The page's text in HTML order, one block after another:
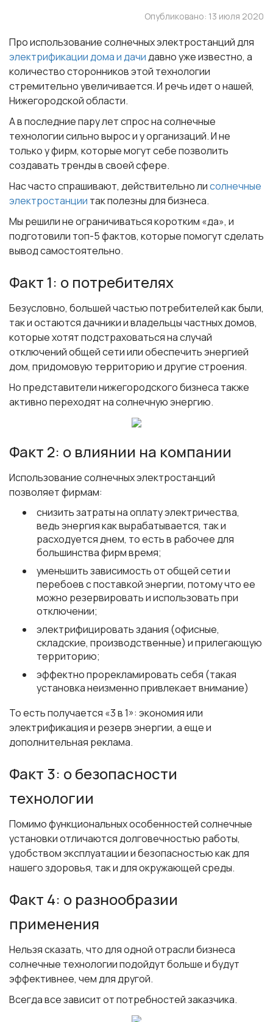
Опубликовано: 13 июля 2020
Про использование солнечных электростанций для
электрификации дома и дачидавно уже известно, а
количество сторонников этой технологии
стремительно увеличивается. И речь идет о нашей,
Нижегородской области.
А в последние пару лет спрос на солнечные
технологии сильно вырос и у организаций. И не
только у фирм, которые могут себе позволить
создавать тренды в своей сфере.
Нас часто спрашивают, действительно лисолнечные
электростанции так полезны для бизнеса.
Мы решили не ограничиваться коротким «да», и
подготовили топ-5 фактов, которые помогут сделать
вывод самостоятельно.
Факт 1: о потребителях
Безусловно, большей частью потребителей как были,
так и остаются дачники и владельцы частных домов,
которые хотят подстраховаться на случай
отключений общей сети или обеспечить энергией
дом, придомовую территорию и другие строения.
Но представители нижегородского бизнеса также
активно переходят на солнечную энергию.
Факт 2: о влиянии на компании
Использование солнечных электростанций
позволяет фирмам:
снизить затраты на оплату электричества,
ведь энергия как вырабатывается, так и
расходуется днем, то есть в рабочее для
большинства фирм время;
уменьшить зависимость от общей сети и
перебоев с поставкой энергии, потому что ее
можно резервировать и использовать при
отключении;
электрифицировать здания (офисные,
складские, производственные) и прилегающую
территорию;
эффектно прорекламировать себя (такая
установка неизменно привлекает внимание)
То есть получается «3 в 1»: экономия или
электрификация и резерв энергии, а еще и
дополнительная реклама.
Факт 3: о безопасности
технологии
Помимо функциональных особенностей солнечные
установки отличаются долговечностью работы,
удобством эксплуатации и безопасностью как для
нашего здоровья, так и для окружающей среды.
Факт 4: о разнообразии
применения
Нельзя сказать, что для одной отрасли бизнеса
солнечные технологии подойдут больше и будут
эффективнее, чем для другой.
Всегда все зависит от потребностей заказчика.